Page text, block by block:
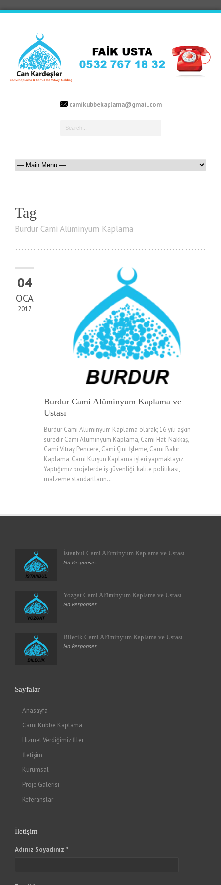
camikubbekaplama@gmail.com
Tag
Burdur Cami Alüminyum Kaplama
04
OCA
2017
Burdur Cami Alüminyum Kaplama ve
Ustası
Burdur Cami Alüminyum Kaplama olarak; 16 yılı aşkın
süredir Cami Alüminyum Kaplama, Cami Hat-Nakkaş,
Cami Vitray Pencere, Cami Çini İşleme, Cami Bakır
Kaplama, Cami Kurşun Kaplama işleri yapmaktayız.
Yaptığımız projelerde iş güvenliği, kalite politikası,
malzeme standartların...
İstanbul Cami Alüminyum Kaplama ve Ustası
No Responses.
Yozgat Cami Alüminyum Kaplama ve Ustası
No Responses.
Bilecik Cami Alüminyum Kaplama ve Ustası
No Responses.
Sayfalar
Anasayfa
Cami Kubbe Kaplama
Hizmet Verdiğimiz İller
İletişim
Kurumsal
Proje Galerisi
Referanslar
İletişim
Adınız Soyadınız *